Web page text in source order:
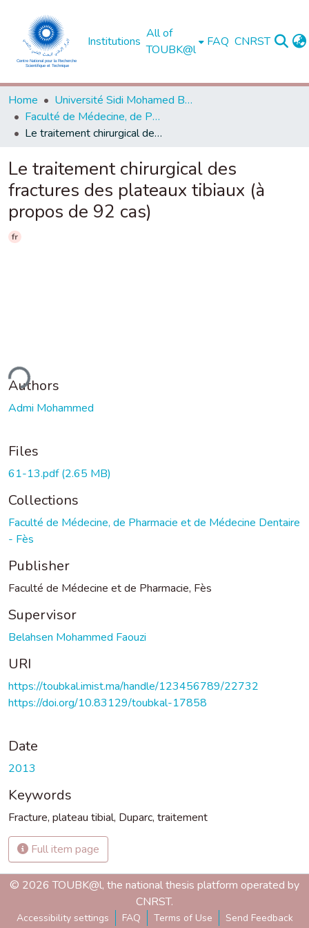
Institutions
All of
TOUBK@l
FAQ CNRST
Home
Université Sidi Mohamed Ben Abdellah de Fès
Faculté de Médecine, de Pharmacie et de Médecine Dentaire - Fès
Le traitement chirurgical des fractures des plateaux tibiaux (à propos de 92 cas)
Le traitement chirurgical des
fractures des plateaux tibiaux (à
propos de 92 cas)
fr
Authors
Admi Mohammed
Files
61-13.pdf(2.65 MB)
Collections
Faculté de Médecine, de Pharmacie et de Médecine Dentaire
- Fès
Publisher
Faculté de Médecine et de Pharmacie, Fès
Supervisor
Belahsen Mohammed Faouzi
URI
https://toubkal.imist.ma/handle/123456789/22732
https://doi.org/10.83129/toubkal-17858
Date
2013
Keywords
Fracture, plateau tibial, Duparc, traitement
Full item page
© 2026 TOUBK@l, the national thesis platform operated by
CNRST.
Accessibility settings FAQ Terms of Use Send Feedback